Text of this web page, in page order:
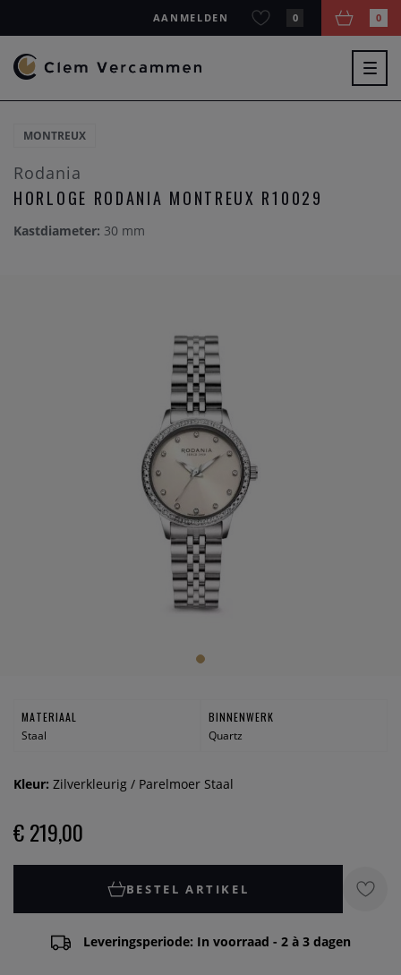
AANMELDEN 0 0
MONTREUX
Rodania
HORLOGE RODANIA MONTREUX R10029
Kastdiameter: 30 mm
MATERIAAL
Staal
BINNENWERK
Quartz
Kleur: Zilverkleurig / Parelmoer Staal
€ 219,00
BESTEL ARTIKEL
Leveringsperiode: In voorraad - 2 à 3 dagen